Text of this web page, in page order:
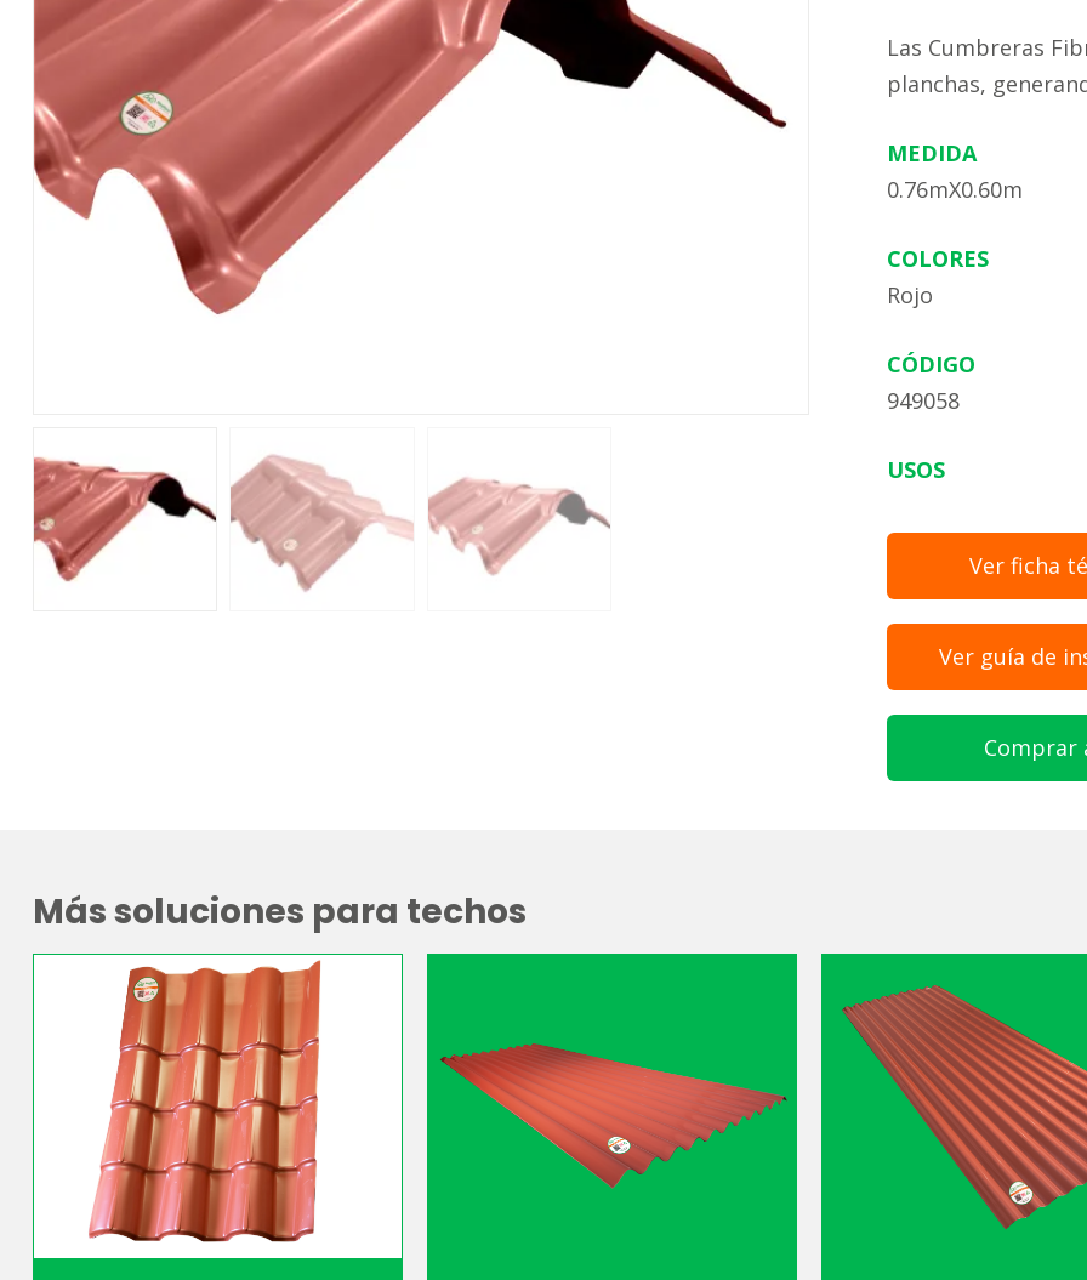
Las Cumbreras
planchas,
MEDIDA
0.76mX0.60m
COLORES
Rojo
CÓDIGO
949058
USOS
Ver ficha
Ver guía de
Comprar
Más soluciones para techos